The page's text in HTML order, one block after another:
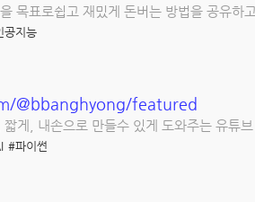
목표로쉽고 재밌게 돈버는 방법을 공유하
공지능
@bbanghyong/featured
게, 내손으로 만들수 있게 도와주는 유튜
#파이썬